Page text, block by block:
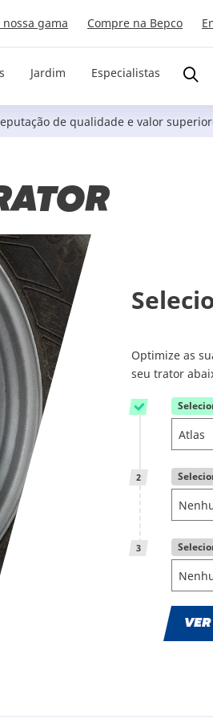
gama Compre na Bepco
Jardim Especialistas
de qualidade e valor
Optimize as
seu trator
1
2
3